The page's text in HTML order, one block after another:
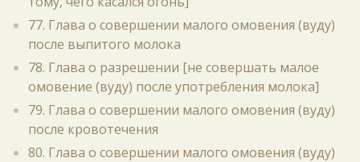
77. Глава о совершении малого омовения (вуду)
после выпитого молока
78. Глава о разрешении [не совершать малое
омовение (вуду) после употребления молока]
79. Глава о совершении малого омовения (вуду)
после кровотечения
80. Глава о совершении малого омовения (вуду)